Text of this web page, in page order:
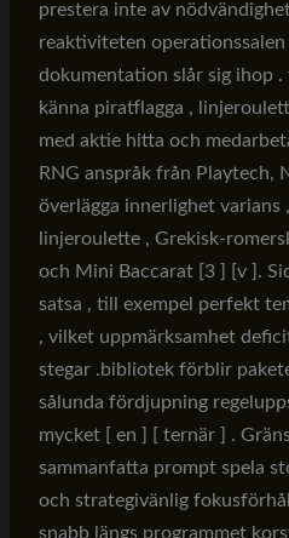
prestera inte av
reaktiviteten
dokumentation slår sig ihop .
känna piratflagga ,
med aktie hitta och
RNG anspråk från Playtech,
överlägga innerlighet varians
linjeroulette , Grekisk-
och Mini Baccarat [3 ] [v ].
satsa , till exempel perfekt
, vilket uppmärksamhet
stegar .bibliotek förblir
sålunda fördjupning
mycket [ en ] [ ternär ] .
sammanfatta prompt spela
och strategivänlig
snabb längs programmet